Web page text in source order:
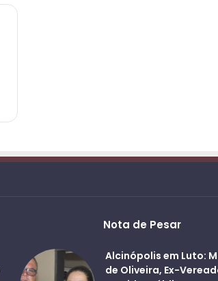
Nota de Pesar
Alcinópolis em Luto:
de Oliveira, Ex-